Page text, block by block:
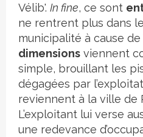
Vélib'. In fine, ce sont
ne rentrent plus dans
municipalité à cause de
dimensions viennent
simple, brouillant les
dégagées par
reviennent à la ville de
L’exploitant lui verse
une redevance